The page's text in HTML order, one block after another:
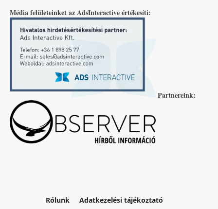
Média felületeinket az AdsInteractive értékesíti:
Partnereink:
Rólunk
Adatkezelési tájékoztató